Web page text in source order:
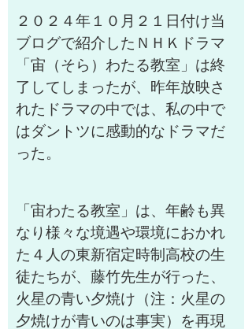
２０２４年１０月２１日付け当
ブログで紹介したＮＨＫドラマ
「宙（そら）わたる教室」は終
了してしまったが、昨年放映さ
れたドラマの中では、私の中で
はダントツに感動的なドラマだ
った。
「宙わたる教室」は、年齢も異
なり様々な境遇や環境におかれ
た４人の東新宿定時制高校の生
徒たちが、藤竹先生が行った、
火星の青い夕焼け（注：火星の
夕焼けが青いのは事実）を再現